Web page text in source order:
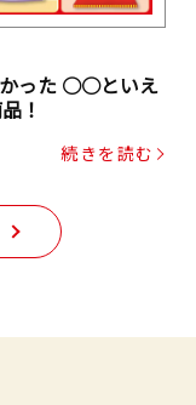
った ○○といえ
！
続きを読む